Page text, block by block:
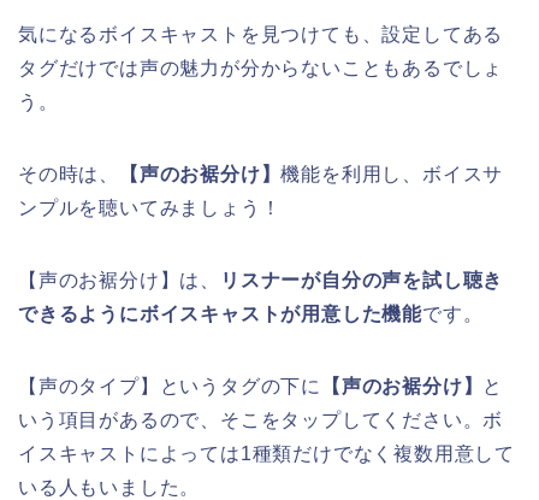
気になるボイスキャストを見つけても、設定してある
タグだけでは声の魅力が分からないこともあるでしょ
う。
その時は、 【声のお裾分け】機能を利用し、ボイスサ
ンプルを聴いてみましょう！
【声のお裾分け】は、
リスナーが自分の声を試し聴き
できるようにボイスキャストが用意した機能です。
【声のタイプ】というタグの下に 【声のお裾分け】 と
いう項目があるので、そこをタップしてください。ボ
イスキャストによっては1種類だけでなく複数用意して
いる人もいました。